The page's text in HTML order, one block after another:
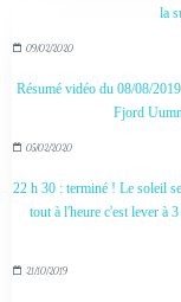
la
09/02/2020
Résumé vidéo du 08/08/
Fjord
05/02/2020
22 h 30 : terminé ! Le soleil
tout à l'heure c'est lever à
21/10/2019